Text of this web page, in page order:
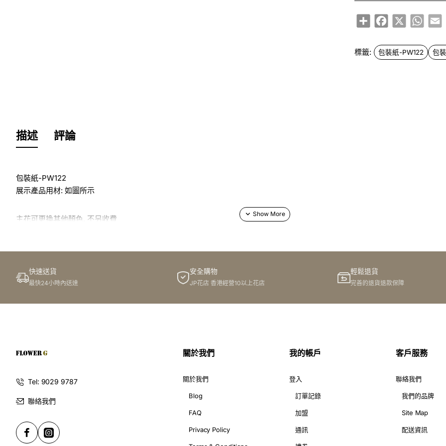
ShareFacebook
X
標籤: 包裝紙-PW122 包
描述 評論
包裝紙-PW122
展示產品用材: 如圖所示
主花可更換其他顏色, 不另收費
訂購鮮花及手工製品前,為保障客戶利益,請閱讀 條款及細則
此花束價格不適用於(情人節期間 4/2-16/2)
快速送貨
最快24小時內送達
安全購物
JP花店 香港經營10以上花店
輕鬆退貨
完善的退貨退款保障
Tel: 9029 9787
聯絡我們
關於我們
關於我們
Blog
FAQ
Privacy Policy
我的帳戶
登入
訂單記錄
加盟
通訊
客戶服務
聯絡我們
我們的品牌
Site Map
配送資訊